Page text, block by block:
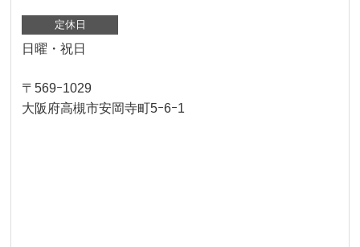
定休日
日曜・祝日
〒569ｰ1029
大阪府高槻市安岡寺町5ｰ6ｰ1